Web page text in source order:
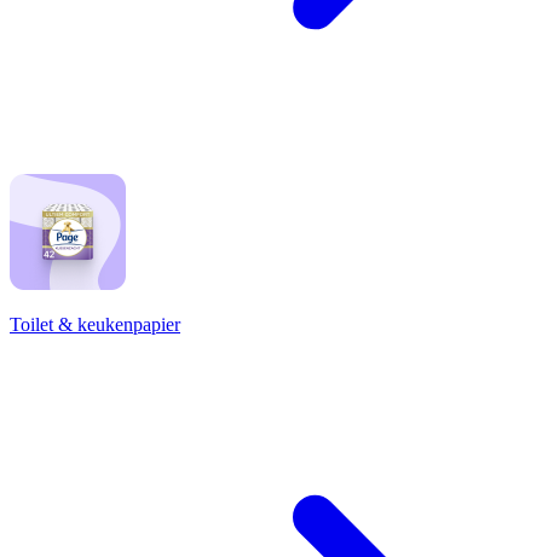
Toilet & keukenpapier